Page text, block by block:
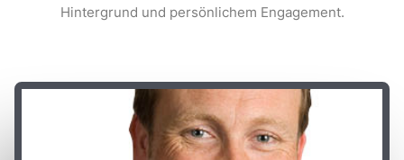
Hintergrund und persönlichem Engagement.